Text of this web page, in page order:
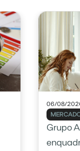
06/08/
Grupo